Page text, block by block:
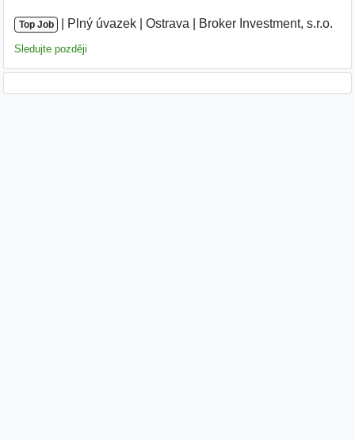
Top Job Plný úvazek Ostrava Broker Investment, s.r.o.
Sledujte později